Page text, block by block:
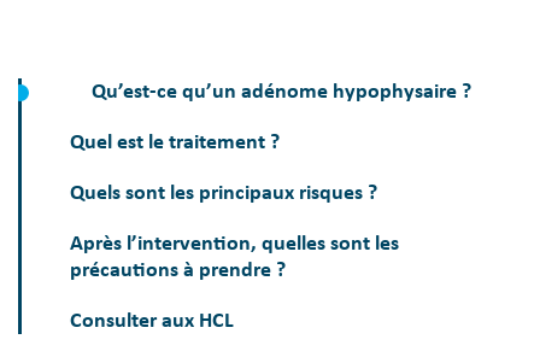
Qu’est-ce qu’un adénome hypophysaire ?
Quel est le traitement ?
Quels sont les principaux risques ?
Après l’intervention, quelles sont les
précautions à prendre ?
Consulter aux HCL